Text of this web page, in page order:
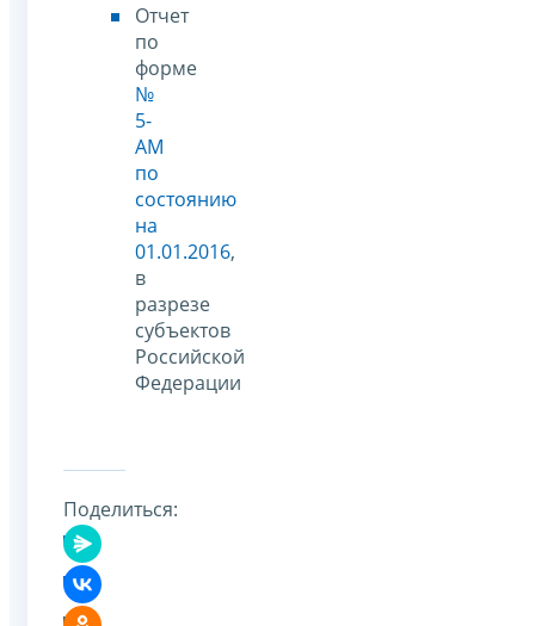
Отчет
по
форме
№
5-
АМ
по
состоянию
на
01.01.2016,
в
разрезе
субъектов
Российской
Федерации
Поделиться: